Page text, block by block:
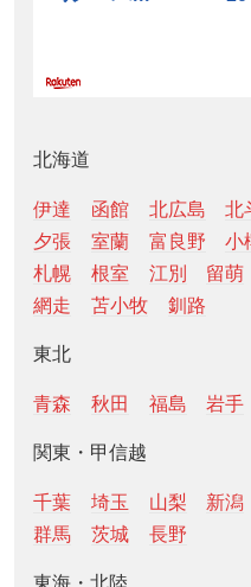
北海道
伊達 函館 北広島 北
夕張
室蘭 富良野 小
札幌
根室 江別 留萌
網走
苫小牧 釧路
東北
青森 秋田 福島 岩手
関東・甲信越
千葉 埼玉 山梨 新潟
群馬
茨城 長野
東海・北陸